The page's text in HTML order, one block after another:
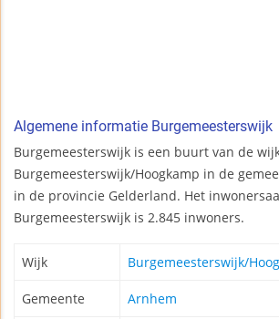
Algemene informatie Burgemeesterswijk
Burgemeesterswijk is een buurt van de
Burgemeesterswijk/Hoogkamp in de
in de provincie Gelderland. Het
Burgemeesterswijk is 2.845 inwoners.
Wijk Burgemeesterswijk/
Gemeente Arnhem